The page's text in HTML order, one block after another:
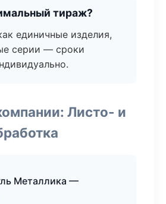
тираж?
единичные изделия,
серии — сроки
Листо- и
Металлика —